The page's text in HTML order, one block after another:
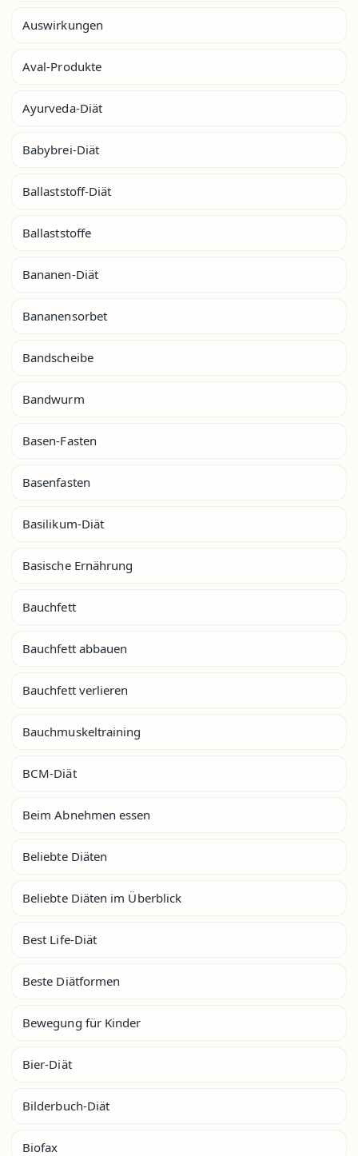
Auswirkungen
Aval-Produkte
Ayurveda-Diät
Babybrei-Diät
Ballaststoff-Diät
Ballaststoffe
Bananen-Diät
Bananensorbet
Bandscheibe
Bandwurm
Basen-Fasten
Basenfasten
Basilikum-Diät
Basische Ernährung
Bauchfett
Bauchfett abbauen
Bauchfett verlieren
Bauchmuskeltraining
BCM-Diät
Beim Abnehmen essen
Beliebte Diäten
Beliebte Diäten im Überblick
Best Life-Diät
Beste Diätformen
Bewegung für Kinder
Bier-Diät
Bilderbuch-Diät
Biofax